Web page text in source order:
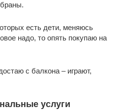
есть дети, меняюсь
надо, то опять покупаю на
с балкона – играют,
услуги